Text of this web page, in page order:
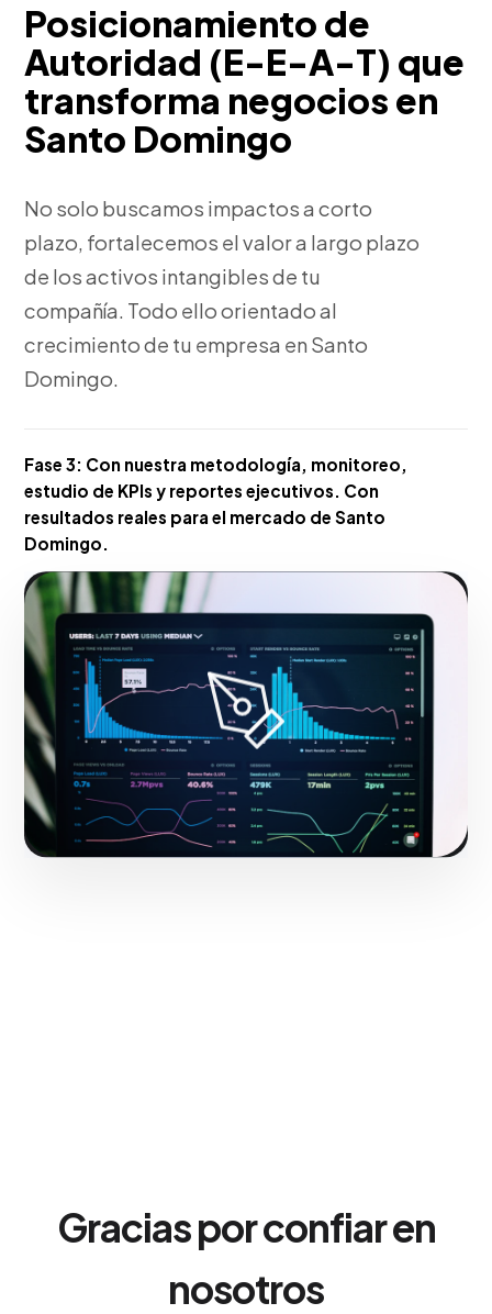
Posicionamiento de
Autoridad (E-E-A-T) que
transforma negocios en
Santo Domingo
No solo buscamos impactos a corto
plazo, fortalecemos el valor a largo plazo
de los activos intangibles de tu
compañía. Todo ello orientado al
crecimiento de tu empresa en Santo
Domingo.
Fase 3: Con nuestra metodología, monitoreo,
estudio de KPIs y reportes ejecutivos. Con
resultados reales para el mercado de Santo
Domingo.
Gracias por confiar en
nosotros